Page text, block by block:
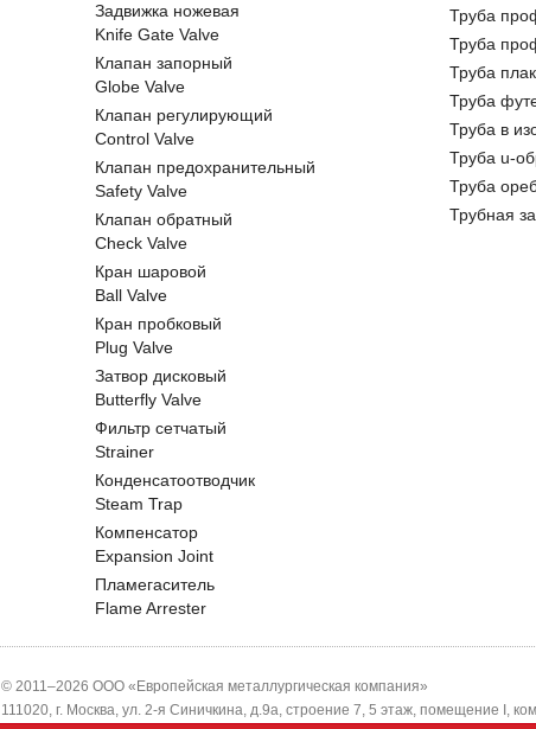
Задвижка ножевая
Knife Gate Valve
Клапан запорный
Globe Valve
Клапан регулирующий
Control Valve
Клапан предохранительный
Safety Valve
Клапан обратный
Check Valve
Кран шаровой
Ball Valve
Кран пробковый
Plug Valve
Затвор дисковый
Butterfly Valve
Фильтр сетчатый
Strainer
Конденсатоотводчик
Steam Trap
Компенсатор
Expansion Joint
Пламегаситель
Flame Arrester
Труба
Труба
Труба
Труба
Труба в
Труба u-
Труба
Трубная
© 2011–2026 ООО «Европейская металлургическая компания»
111020, г. Москва, ул. 2-я Синичкина, д.9а, строение 7, 5 этаж, помещение I,